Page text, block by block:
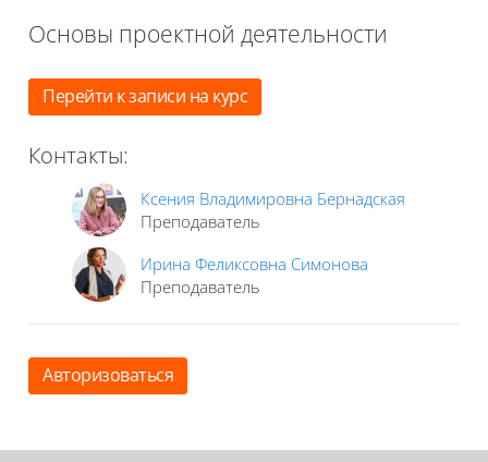
Основы проектной деятельности
Блоки
Перейти к записи на курс
Контакты:
Ксения Владимировна Бернадская
Преподаватель
Ирина Феликсовна Симонова
Преподаватель
Авторизоваться